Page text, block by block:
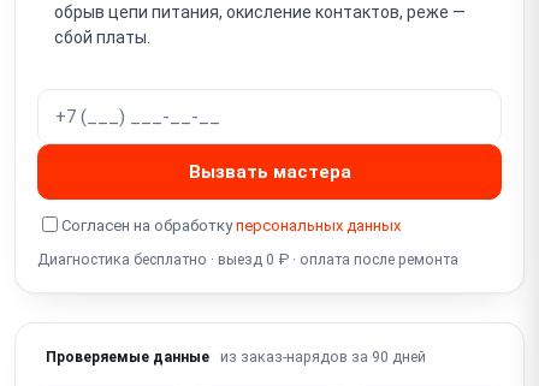
Сбивается пристрелка (уход СТП)
Повреждение объектива (германиевой линзы)
Не работает Wi-Fi / стриминг
Не работает встроенный дальномер
Сломана кнопка / крышка объектива
обрыв цепи питания, окисление контактов, реже —
сбой платы.
Вызвать мастера
Согласен на обработкуперсональных данных
Диагностика бесплатно · выезд 0 ₽ · оплата после ремонта
Проверяемые данные из заказ-нарядов за 90 дней